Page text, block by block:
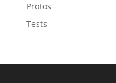
Protos
Tests